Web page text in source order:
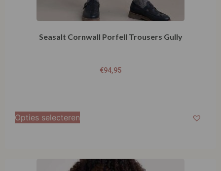
Seasalt Cornwall Porfell Trousers Gully
€94,95
Opties selecteren